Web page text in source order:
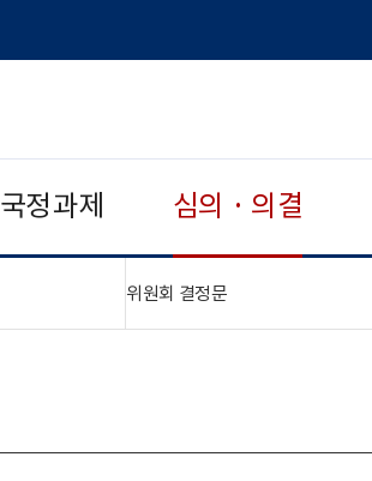
국정과제 심의 · 의결
위원회 결정문"접기,펼치기"